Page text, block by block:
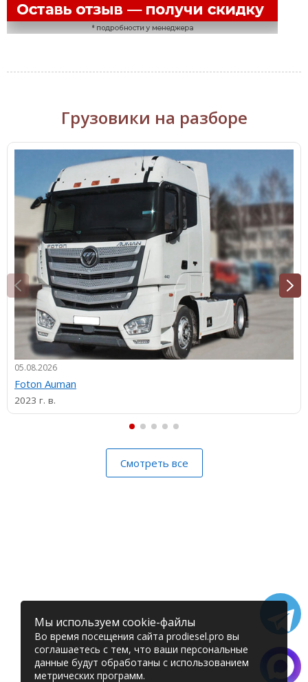
Грузовики на разборе
05.08.2026
Foton Auman
2023 г. в.
Смотреть все
Мы используем cookie-файлы
Во время посещения сайта prodiesel.pro вы
соглашаетесь с тем, что ваши персональные
данные будут обработаны с использованием
метрических программ.